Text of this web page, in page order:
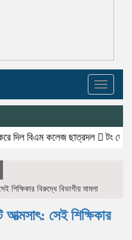
Toggle
কলেজ ছাত্রদল
টং দোকানে আড্ডা
শিক্ষিকার বিরুদ্ধে বিভাগীয় মামলা
সেই শিক্ষিকার